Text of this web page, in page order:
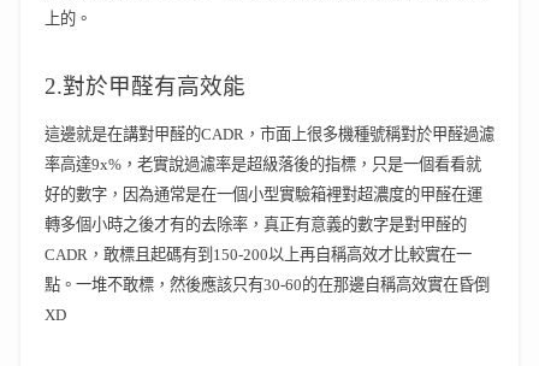
上的。
2.對於甲醛有高效能
這邊就是在講對甲醛的CADR，市面上很多機種號稱對於甲醛過濾
率高達9x%，老實說過濾率是超級落後的指標，只是一個看看就
好的數字，因為通常是在一個小型實驗箱裡對超濃度的甲醛在運
轉多個小時之後才有的去除率，真正有意義的數字是對甲醛的
CADR，敢標且起碼有到150-200以上再自稱高效才比較實在一
點。一堆不敢標，然後應該只有30-60的在那邊自稱高效實在昏倒
XD